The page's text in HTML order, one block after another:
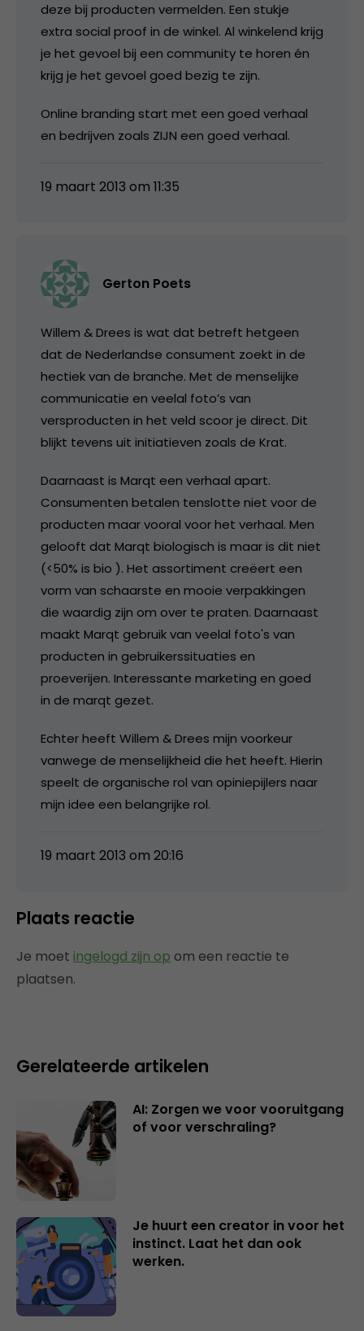
deze bij producten vermelden. Een stukje
extra social proof in de winkel. Al winkelend krijg
je het gevoel bij een community te horen én
krijg je het gevoel goed bezig te zijn.
Online branding start met een goed verhaal
en bedrijven zoals ZIJN een goed verhaal.
19 maart 2013 om 11:35
Gerton Poets
Willem & Drees is wat dat betreft hetgeen
dat de Nederlandse consument zoekt in de
hectiek van de branche. Met de menselijke
communicatie en veelal foto’s van
versproducten in het veld scoor je direct. Dit
blijkt tevens uit initiatieven zoals de Krat.
Daarnaast is Marqt een verhaal apart.
Consumenten betalen tenslotte niet voor de
producten maar vooral voor het verhaal. Men
gelooft dat Marqt biologisch is maar is dit niet
(<50% is bio ). Het assortiment creëert een
vorm van schaarste en mooie verpakkingen
die waardig zijn om over te praten. Daarnaast
maakt Marqt gebruik van veelal foto's van
producten in gebruikerssituaties en
proeverijen. Interessante marketing en goed
in de marqt gezet.
Echter heeft Willem & Drees mijn voorkeur
vanwege de menselijkheid die het heeft. Hierin
speelt de organische rol van opiniepijlers naar
mijn idee een belangrijke rol.
19 maart 2013 om 20:16
Plaats reactie
Je moet ingelogd zijn op om een reactie te
plaatsen.
Gerelateerde artikelen
AI: Zorgen we voor vooruitgang
of voor verschraling?
Je huurt een creator in voor het
instinct. Laat het dan ook
werken.